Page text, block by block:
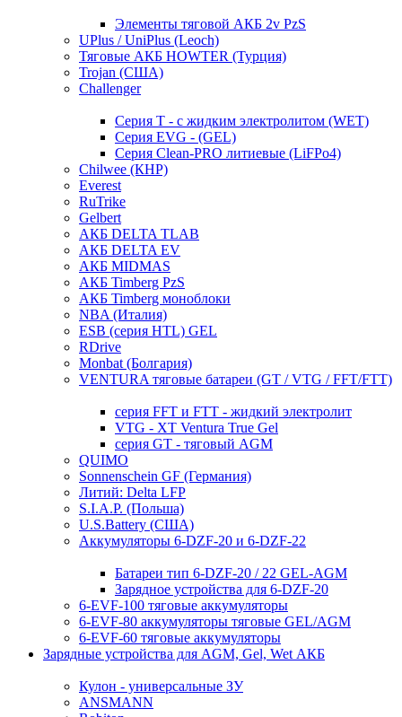
Элементы тяговой АКБ 2v PzS
UPlus / UniPlus (Leoch)
Тяговые АКБ HOWTER (Турция)
Trojan (США)
Challenger
Серия T - с жидким электролитом (WET)
Серия EVG - (GEL)
Серия Clean-PRO литиевые (LiFPo4)
Chilwee (КНР)
Everest
RuTrike
Gelbert
АКБ DELTA TLAB
АКБ DELTA EV
АКБ MIDMAS
АКБ Timberg PzS
АКБ Timberg моноблоки
NBA (Италия)
ESB (серия HTL) GEL
RDrive
Monbat (Болгария)
VENTURA тяговые батареи (GT / VTG / FFT/FTT)
серия FFT и FTT - жидкий электролит
VTG - XT Ventura True Gel
серия GT - тяговый AGM
QUIMO
Sonnenschein GF (Германия)
Литий: Delta LFP
S.I.A.P. (Польша)
U.S.Battery (США)
Аккумуляторы 6-DZF-20 и 6-DZF-22
Батареи тип 6-DZF-20 / 22 GEL-AGM
Зарядное устройства для 6-DZF-20
6-EVF-100 тяговые аккумуляторы
6-EVF-80 аккумуляторы тяговые GEL/AGM
6-EVF-60 тяговые аккумуляторы
Зарядные устройства для AGM, Gel, Wet АКБ
Кулон - универсальные ЗУ
ANSMANN